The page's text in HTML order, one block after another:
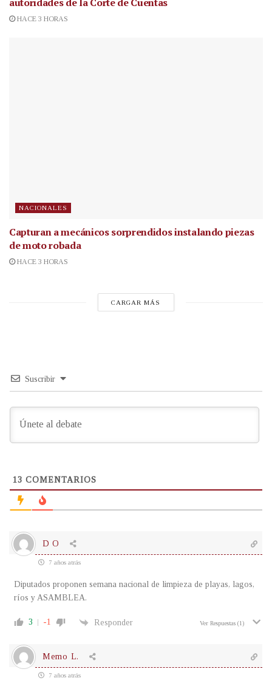
HACE 3 HORAS
NACIONALES
Capturan a mecánicos sorprendidos instalando piezas
de moto robada
HACE 3 HORAS
CARGAR MÁS
Suscribir
13 COMENTARIOS
D O
7 años atrás
Diputados proponen semana nacional de limpieza de playas, lagos,
ríos y ASAMBLEA.
3 -1 Responder Ver Respuestas (1)
Memo L.
7 años atrás